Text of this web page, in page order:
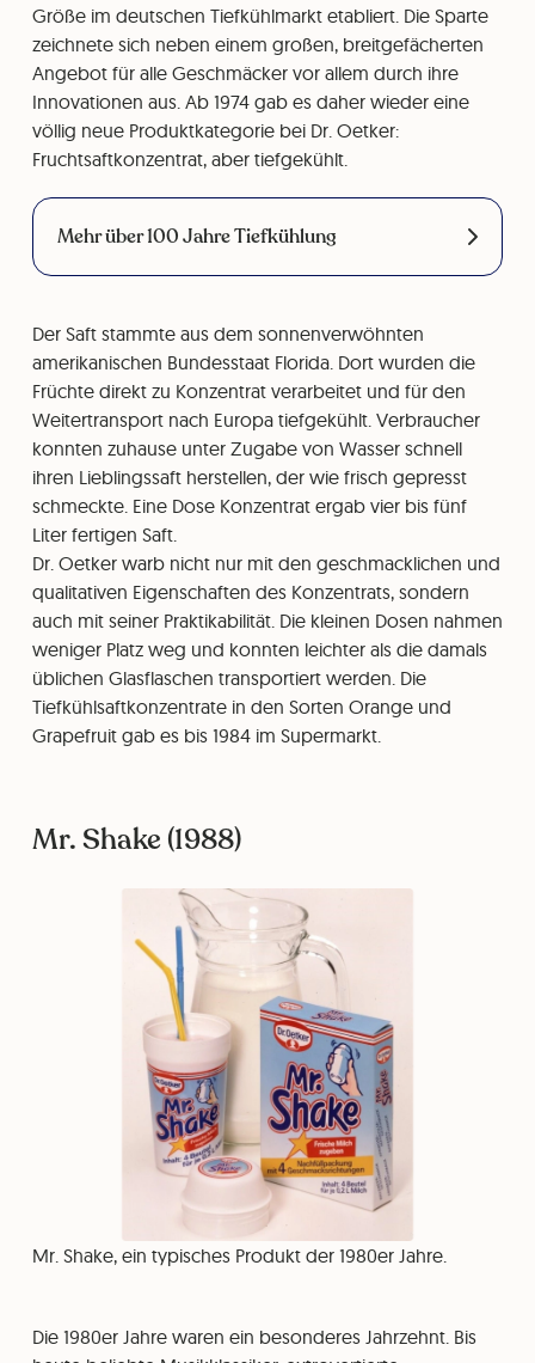
Größe im deutschen Tiefkühlmarkt etabliert. Die Sparte
zeichnete sich neben einem großen, breitgefächerten
Angebot für alle Geschmäcker vor allem durch ihre
Innovationen aus. Ab 1974 gab es daher wieder eine
völlig neue Produktkategorie bei Dr. Oetker:
Fruchtsaftkonzentrat, aber tiefgekühlt.
Mehr über 100 Jahre Tiefkühlung
Der Saft stammte aus dem sonnenverwöhnten
amerikanischen Bundesstaat Florida. Dort wurden die
Früchte direkt zu Konzentrat verarbeitet und für den
Weitertransport nach Europa tiefgekühlt. Verbraucher
konnten zuhause unter Zugabe von Wasser schnell
ihren Lieblingssaft herstellen, der wie frisch gepresst
schmeckte. Eine Dose Konzentrat ergab vier bis fünf
Liter fertigen Saft.
Dr. Oetker warb nicht nur mit den geschmacklichen und
qualitativen Eigenschaften des Konzentrats, sondern
auch mit seiner Praktikabilität. Die kleinen Dosen nahmen
weniger Platz weg und konnten leichter als die damals
üblichen Glasflaschen transportiert werden. Die
Tiefkühlsaftkonzentrate in den Sorten Orange und
Grapefruit gab es bis 1984 im Supermarkt.
Mr. Shake (1988)
Mr. Shake, ein typisches Produkt der 1980er Jahre.
Die 1980er Jahre waren ein besonderes Jahrzehnt. Bis